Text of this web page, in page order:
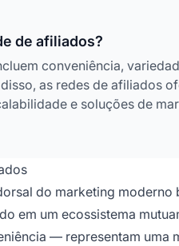
de afiliados?
conveniência,
as redes de afiliados
e soluções de
do marketing
em um ecossistema
— representam uma